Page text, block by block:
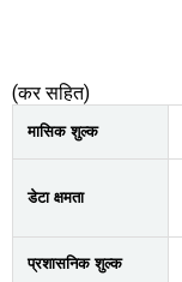
(कर सहित)
मासिक शुल्क
डेटा क्षमता
प्रशासनिक शुल्क